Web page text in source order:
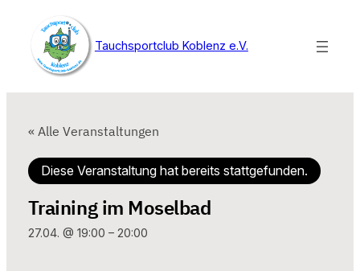
Tauchsportclub Koblenz e.V.
« Alle Veranstaltungen
Diese Veranstaltung hat bereits stattgefunden.
Training im Moselbad
27.04. @ 19:00 – 20:00